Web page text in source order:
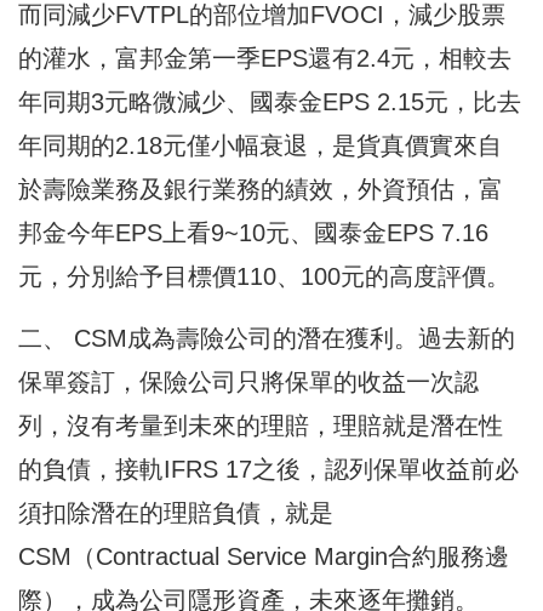
而同減少FVTPL的部位增加FVOCI，減少股票
的灌水，富邦金第一季EPS還有2.4元，相較去
年同期3元略微減少、國泰金EPS 2.15元，比去
年同期的2.18元僅小幅衰退，是貨真價實來自
於壽險業務及銀行業務的績效，外資預估，富
邦金今年EPS上看9~10元、國泰金EPS 7.16
元，分別給予目標價110、100元的高度評價。
二、 CSM成為壽險公司的潛在獲利。過去新的
保單簽訂，保險公司只將保單的收益一次認
列，沒有考量到未來的理賠，理賠就是潛在性
的負債，接軌IFRS 17之後，認列保單收益前必
須扣除潛在的理賠負債，就是
CSM（Contractual Service Margin合約服務邊
際），成為公司隱形資產，未來逐年攤銷。